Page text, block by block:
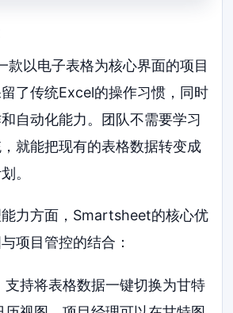
以电子表格为核心界面的项目
了传统Excel的操作习惯，同时
自动化能力。团队不需要学习
就能把现有的表格数据转变成
。
力方面，Smartsheet的核心优
项目管控的结合：
支持将表格数据一键切换为甘特